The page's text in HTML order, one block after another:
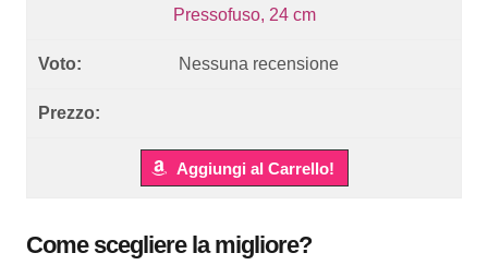
Pressofuso, 24 cm
Nessuna recensione
Aggiungi al Carrello!
Come scegliere la migliore?